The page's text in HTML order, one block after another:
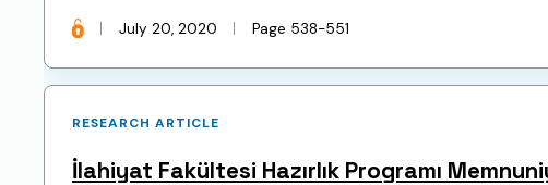
July 20, 2020 Page 538-551
RESEARCH ARTICLE
İlahiyat Fakültesi Hazırlık Programı